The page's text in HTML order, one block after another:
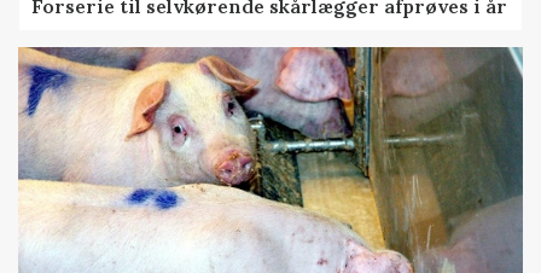
Forserie til selvkørende skårlægger afprøves i år